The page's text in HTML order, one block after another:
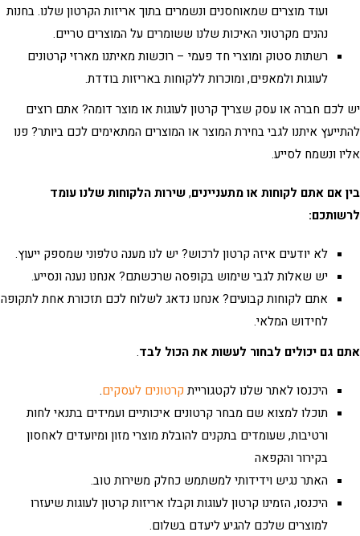
ועוד מוצרים שמאוחסנים ונשמרים בתוך אריזות הקרטון שלנו. בחנות
נהנים מקרטוני האיכות שלנו ששומרים על המוצרים טריים.
רשתות סטוק ומוצרי חד פעמי – רוכשות מאיתנו מארזי קרטונים
לעוגות ולמאפים, ומוכרות ללקוחות באריזות בודדת.
לכם חברה או עסק שצריךקרטון לעוגותאו מוצר דומה? אתם רוצים
איתנו לגבי בחירת המוצר או המוצרים המתאימים לכם ביותר? פנו
ונשמח לסייע.
אם אתם לקוחות או מתעניינים,שירות הלקוחות שלנו עומד
לא יודעים איזה קרטון לרכוש? יש לנו מענה טלפוני שמספק ייעוץ.
יש שאלות לגבי שימוש בקופסה שרכשתם? אנחנו נענה ונסייע.
אתם לקוחות קבועים? אנחנו נדאג לשלוח לכם תזכורת אחת לתקופה
לחידוש המלאי.
גם יכולים לבחור לעשות את הכול לבד.
היכנסו לאתר שלנו לקטגורייתקרטונים לעסקים.
תוכלו למצוא שם מבחר קרטונים איכותיים ועמידים בתנאי לחות
ורטיבות, שעומדים בתקנים להובלת מוצרי מזון ומיועדים לאחסון
בקירור והקפאה
האתר נגיש וידידותי למשתמש כחלק משירות טוב.
היכנסו, הזמינוקרטון לעוגותוקבלואריזות קרטון לעוגותשיעזרו
למוצרים שלכם להגיע ליעדם בשלום.